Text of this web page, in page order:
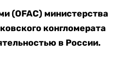
(OFAC) министерства
конгломерата
в России.